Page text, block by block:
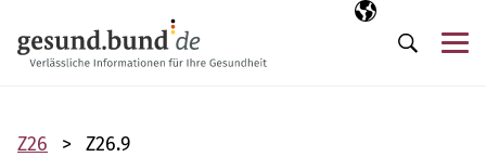
Ausgewählte
DE
Suche
Z26 Z26.9